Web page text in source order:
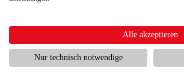
Scharfschützengewehr ab 18
Softair Pistolen
Softair Pistolen elektrisch ab 14
Softair Pistolen Federdruck ab 14
Softair Pistolen HPA Luftdruck ab 18
Alle akzeptieren
Nur technisch notwendige